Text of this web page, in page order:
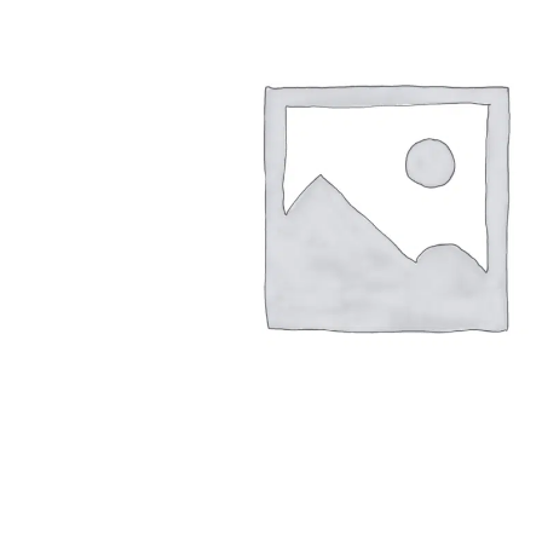
Arbres fruitiers
Plantes méditerranéennes et exotiques
Plantes
Plantes
Plantes
Plantes
Plantes